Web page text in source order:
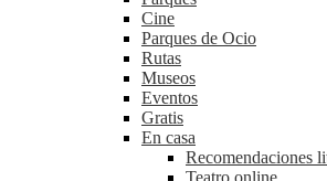
Cine
Parques de Ocio
Rutas
Museos
Eventos
Gratis
En casa
Recomendaciones
Teatro online